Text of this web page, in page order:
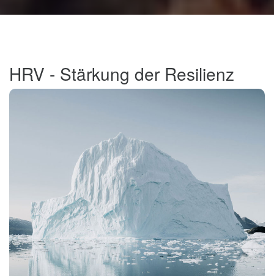
HRV - Stärkung der Resilienz
Programm berührt die mentalen und
emotionalen Ebenen, die den Unterschied
zwischen Erfolg und Niederlage ausmachen.
Wenn ein Schiff auf einen Eisberg stößt, ist
nicht der obere Teil, der sichtbar ist, sondern
das, was darunter liegt, was das eigentliche
Problem darstellt.
INNERPERFORMANCE Mental Coaching geht